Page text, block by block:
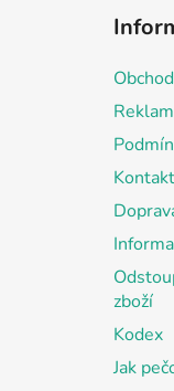
zboží
Kodex
Jak